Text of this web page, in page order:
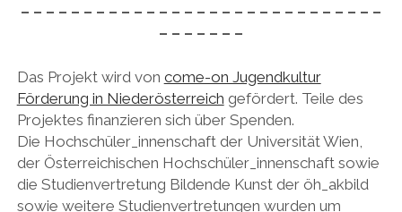
– – – – – – – – – – – – – – – – – – – – – – – – – – – – –
– – – – – – –
Das Projekt wird von come-on Jugendkultur
Förderung in Niederösterreich gefördert. Teile des
Projektes finanzieren sich über Spenden.
Die Hochschüler_innenschaft der Universität Wien,
der Österreichischen Hochschüler_innenschaft sowie
die Studienvertretung Bildende Kunst der öh_akbild
sowie weitere Studienvertretungen wurden um